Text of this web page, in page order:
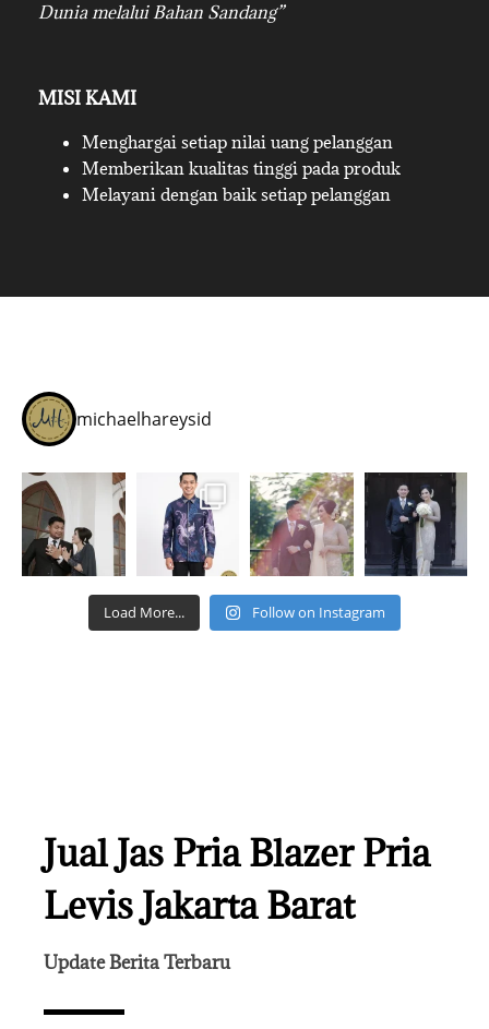
Dunia melalui Bahan Sandang”
MISI KAMI
Menghargai setiap nilai uang pelanggan
Memberikan kualitas tinggi pada produk
Melayani dengan baik setiap pelanggan
michaelhareysid
Load More... Follow on Instagram
Jual Jas Pria Blazer Pria
Levis Jakarta Barat
Update Berita Terbaru